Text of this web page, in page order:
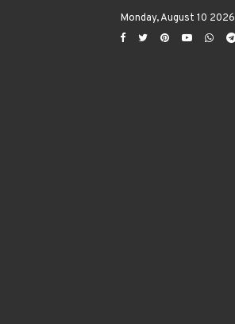
Monday, August 10 2026